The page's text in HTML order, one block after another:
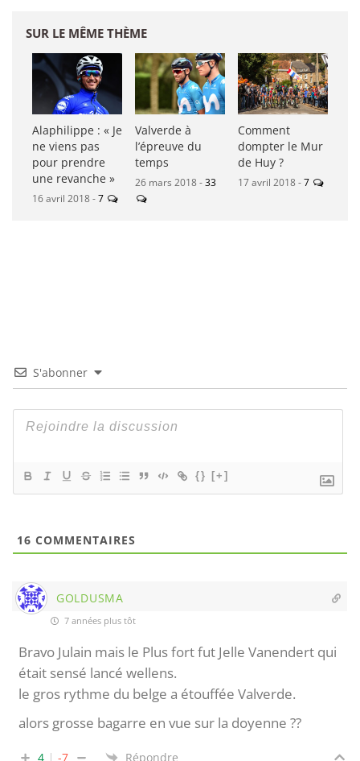
SUR LE MÊME THÈME
Alaphilippe : « Je
ne viens pas
pour prendre
une revanche »
16 avril 2018 -7
Valverde à
l’épreuve du
temps
26 mars 2018 -33
Comment
dompter le Mur
de Huy ?
17 avril 2018 -7
S'abonner
{} [+]
16 COMMENTAIRES
GOLDUSMA
7 années plus tôt
Bravo Julain mais le Plus fort fut Jelle Vanendert qui
était sensé lancé wellens.
le gros rythme du belge a étouffée Valverde.
alors grosse bagarre en vue sur la doyenne ??
4 -7 Répondre